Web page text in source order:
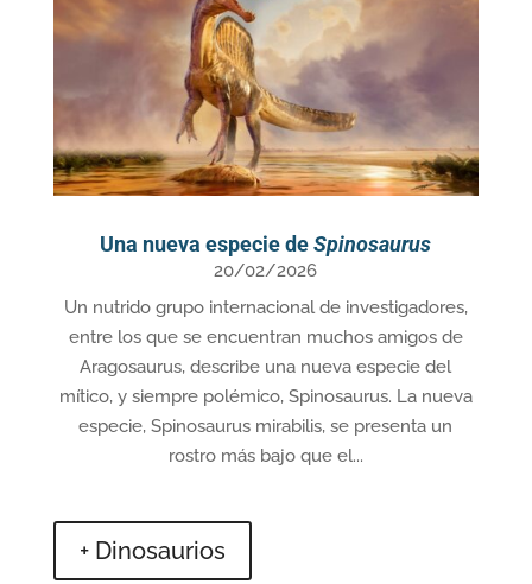
Una nueva especie deSpinosaurus
20/02/2026
Un nutrido grupo internacional de investigadores,
entre los que se encuentran muchos amigos de
Aragosaurus, describe una nueva especie del
mítico, y siempre polémico, Spinosaurus. La nueva
especie, Spinosaurus mirabilis, se presenta un
rostro más bajo que el...
+ Dinosaurios